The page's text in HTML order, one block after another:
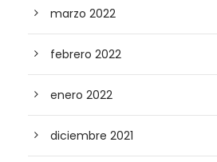
marzo 2022
febrero 2022
enero 2022
diciembre 2021